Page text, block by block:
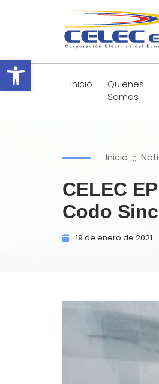
Abrir barra de
Inicio
Quienes
Somos
Inicio ::
CELEC
Codo
19 de enero de 2021